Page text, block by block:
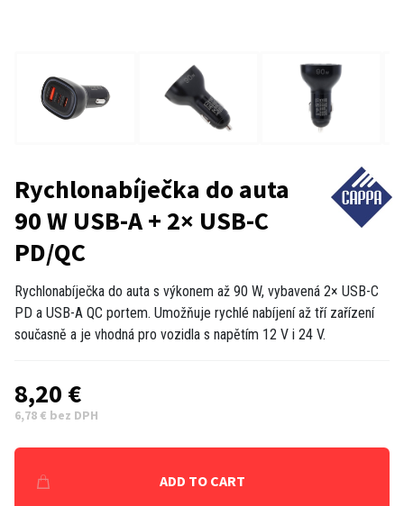
Rychlonabíječka do auta
90 W USB-A + 2× USB-C
PD/QC
Rychlonabíječka do auta s výkonem až 90 W, vybavená 2× USB-C
PD a USB-A QC portem. Umožňuje rychlé nabíjení až tří zařízení
současně a je vhodná pro vozidla s napětím 12 V i 24 V.
8,20 €
6,78 € bez DPH
ADD TO CART